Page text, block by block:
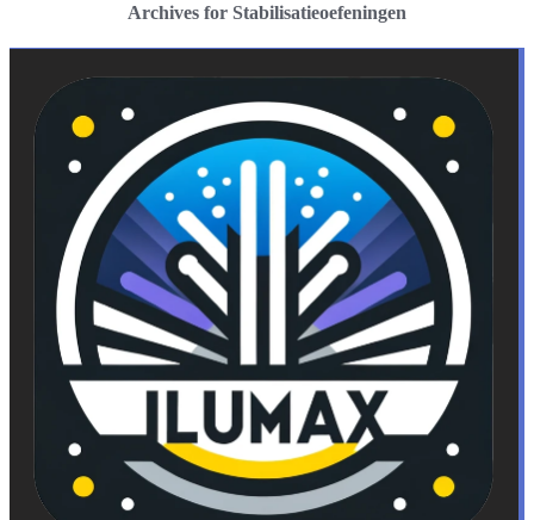
Archives for Stabilisatieoefeningen